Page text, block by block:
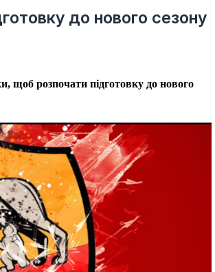
до нового сезону
щоб розпочати підготовку до нового